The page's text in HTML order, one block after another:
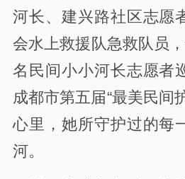
河长、建兴路社区志愿
会水上救援队急救队员
名民间小小河长志愿者
成都市第五届“最美民间
心里，她所守护过的每
河。